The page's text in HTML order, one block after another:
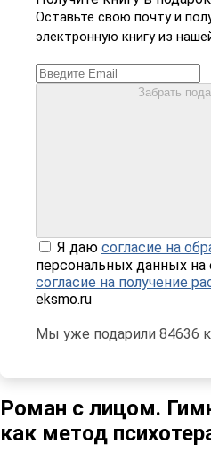
Оставьте свою почту и
электронную книгу из
Забрать
Я даю согласие на
персональных данных на
согласие на получение
eksmo.ru
Мы уже подарили 84636
Роман с лицом.
как метод